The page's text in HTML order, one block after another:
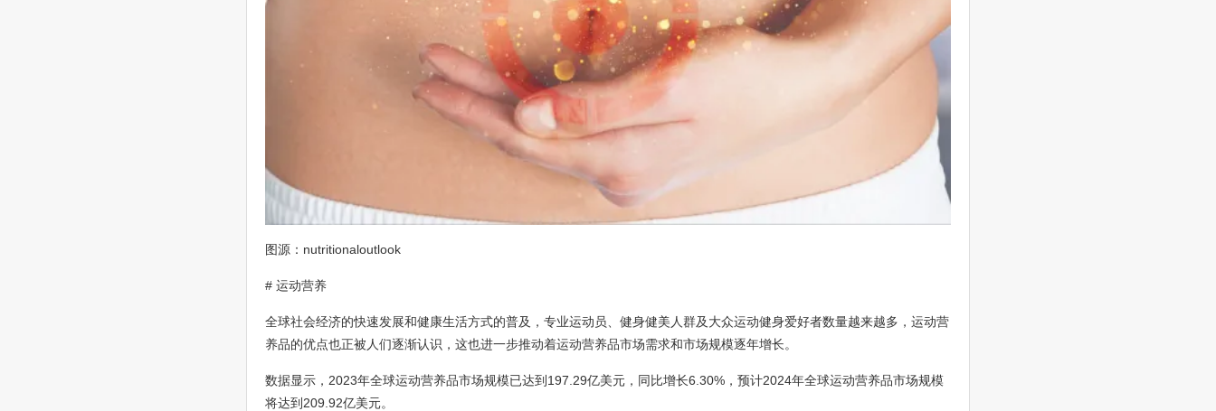
图源：nutritionaloutlook
# 运动营养
全球社会经济的快速发展和健康生活方式的普及，专业运动员、健身健美人群及大众运动健身爱好者数量越来越多，运动营
养品的优点也正被人们逐渐认识，这也进一步推动着运动营养品市场需求和市场规模逐年增长。
数据显示，2023年全球运动营养品市场规模已达到197.29亿美元，同比增长6.30%，预计2024年全球运动营养品市场规模
将达到209.92亿美元。